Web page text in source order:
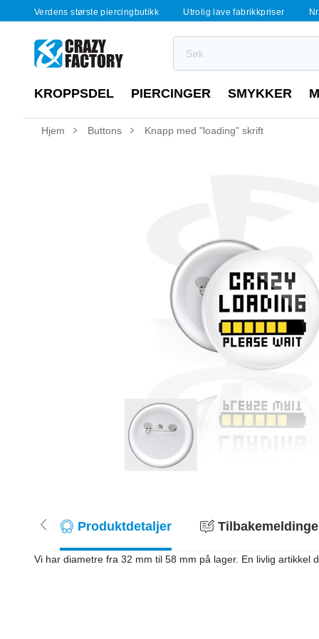
Verdens største piercingbutikk Utrolig lave fabrikkpriser
KROPPSDEL PIERCINGER SMYKKER
Hjem Buttons Knapp med "loading" skrift
Produktdetaljer
Vi har diametre fra 32 mm til 58 mm på lager. En livlig artikkel